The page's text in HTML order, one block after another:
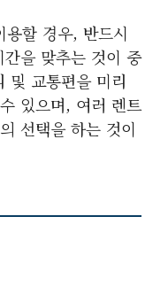
용할 경우, 반드시
을 맞추는 것이 중
및 교통편을 미리
있으며, 여러 렌트
선택을 하는 것이